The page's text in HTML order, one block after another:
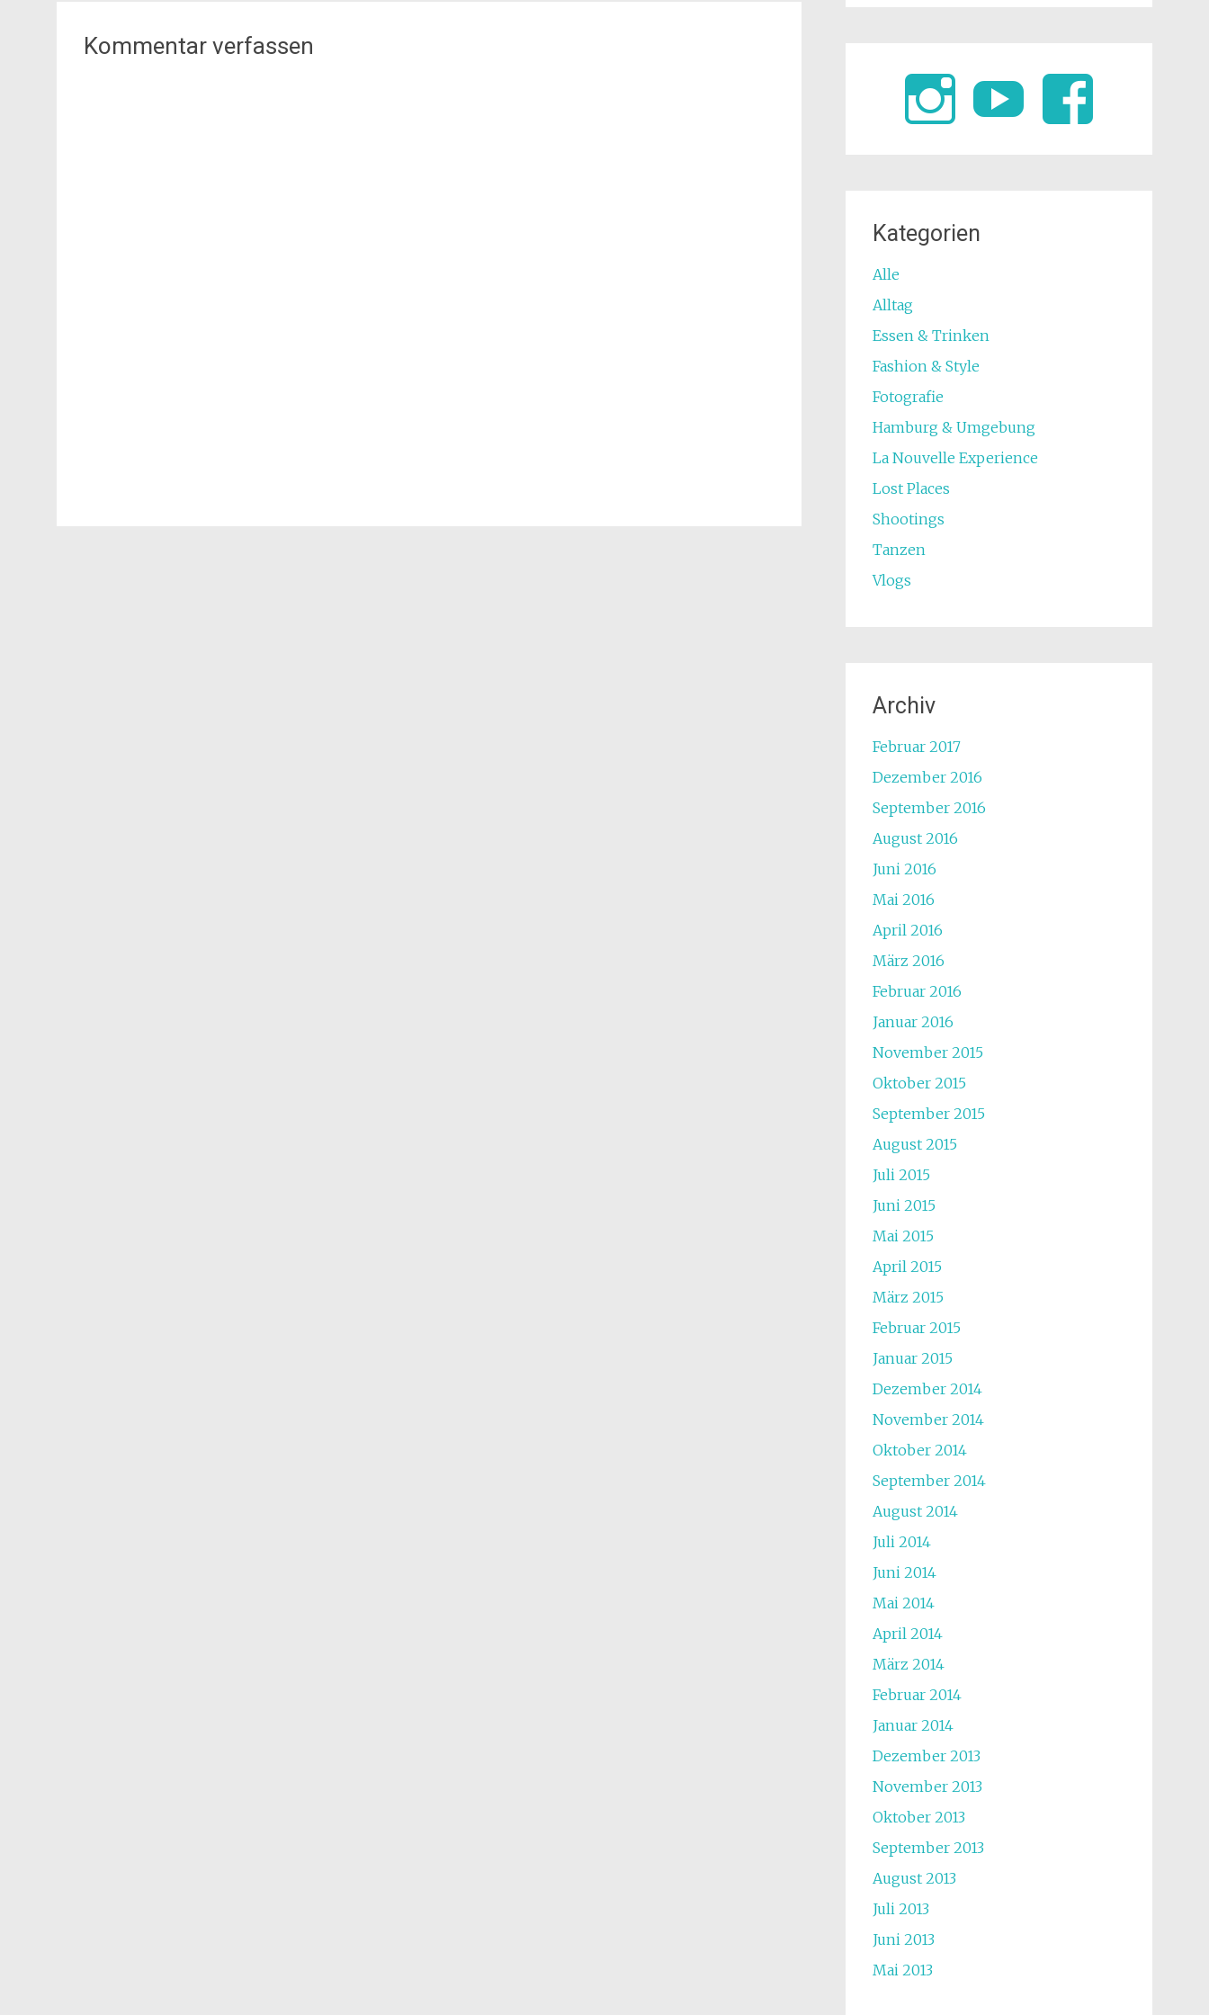
Kommentar verfassen
Kategorien
Alle
Alltag
Essen & Trinken
Fashion & Style
Fotografie
Hamburg & Umgebung
La Nouvelle Experience
Lost Places
Shootings
Tanzen
Vlogs
Archiv
Februar 2017
Dezember 2016
September 2016
August 2016
Juni 2016
Mai 2016
April 2016
März 2016
Februar 2016
Januar 2016
November 2015
Oktober 2015
September 2015
August 2015
Juli 2015
Juni 2015
Mai 2015
April 2015
März 2015
Februar 2015
Januar 2015
Dezember 2014
November 2014
Oktober 2014
September 2014
August 2014
Juli 2014
Juni 2014
Mai 2014
April 2014
März 2014
Februar 2014
Januar 2014
Dezember 2013
November 2013
Oktober 2013
September 2013
August 2013
Juli 2013
Juni 2013
Mai 2013